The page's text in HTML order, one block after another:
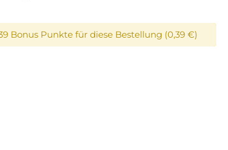
Bonus Punkte für diese Bestellung (0,39 €)